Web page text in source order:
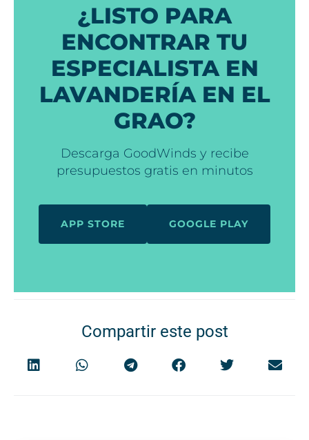
¿LISTO PARA
ENCONTRAR TU
ESPECIALISTA EN
LAVANDERÍA EN EL
GRAO?
Descarga GoodWinds y recibe
presupuestos gratis en minutos
APP STORE GOOGLE PLAY
Compartir este post